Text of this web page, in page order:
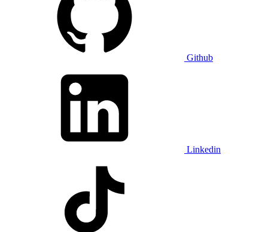
Github
Linkedin